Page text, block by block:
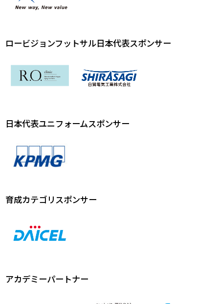
ロービジョンフットサル日本代表スポンサー
日本代表ユニフォームスポンサー
育成カテゴリスポンサー
アカデミーパートナー